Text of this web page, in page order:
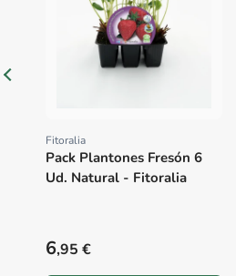
Proveedor:
Fitoralia
Pack Plantones Fresón 6
Ud. Natural - Fitoralia
Precio habitual
6,95 €